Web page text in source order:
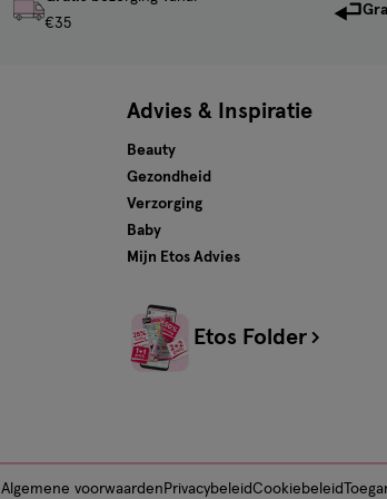
€35
Advies & Inspiratie
Beauty
Gezondheid
Verzorging
Baby
Mijn Etos Advies
Etos Folder
Algemene voorwaarden PrivacybeleidCookiebeleid